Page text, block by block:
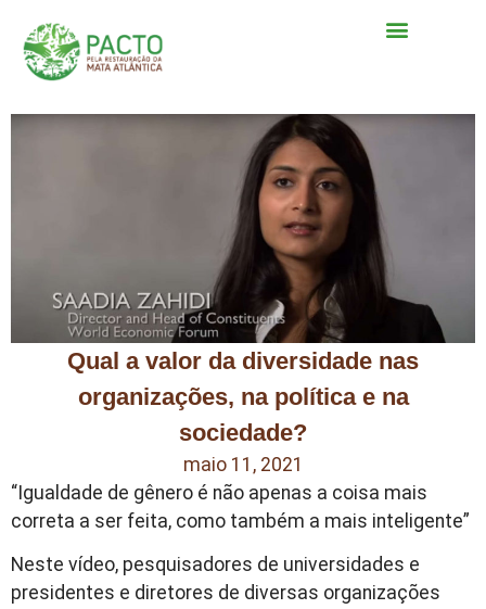
Qual a valor da diversidade nas
organizações, na política e na
sociedade?
maio 11, 2021
“Igualdade de gênero é não apenas a coisa mais
correta a ser feita, como também a mais inteligente”
Neste vídeo, pesquisadores de universidades e
presidentes e diretores de diversas organizações